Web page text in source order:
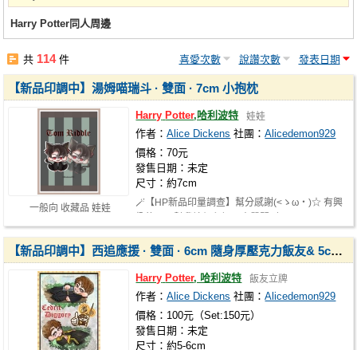
註冊會員
Harry Potter同人周邊
共 114件 喜愛次數 說讚次數 發表日期
一般向 收藏品 娃娃
【新品印調中】湯姆喵瑞斗 · 雙面 · 7cm 小抱枕
Harry Potter,哈利波特 娃娃
作者：Alice Dickens 社團：Alicedemon929
價格：70元
發售日期：未定
尺寸：約7cm
🪄【HP新品印量調查】幫分感謝(<ゝω・)☆ 有興
【新品印調中】西追應援 · 雙面 · 6cm 隨身厚壓克力飯友& 5cm 小餅乾/抱枕
Harry Potter, 哈利波特 飯友立牌
作者：Alice Dickens 社團：Alicedemon929
價格：100元（Set:150元）
發售日期：未定
尺寸：約5-6cm